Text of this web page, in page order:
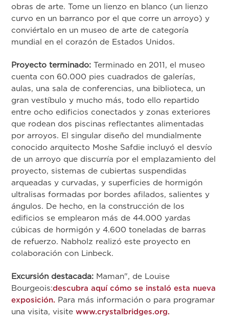
obras de arte. Tome un lienzo en blanco (un lienzo
curvo en un barranco por el que corre un arroyo) y
conviértalo en un museo de arte de categoría
mundial en el corazón de Estados Unidos.
Proyecto terminado: Terminado en 2011, el museo
cuenta con 60.000 pies cuadrados de galerías,
aulas, una sala de conferencias, una biblioteca, un
gran vestíbulo y mucho más, todo ello repartido
entre ocho edificios conectados y zonas exteriores
que rodean dos piscinas reflectantes alimentadas
por arroyos. El singular diseño del mundialmente
conocido arquitecto Moshe Safdie incluyó el desvío
de un arroyo que discurría por el emplazamiento del
proyecto, sistemas de cubiertas suspendidas
arqueadas y curvadas, y superficies de hormigón
ultralisas formadas por bordes afilados, salientes y
ángulos. De hecho, en la construcción de los
edificios se emplearon más de 44.000 yardas
cúbicas de hormigón y 4.600 toneladas de barras
de refuerzo. Nabholz realizó este proyecto en
colaboración con Linbeck.
Excursión destacada: Maman", de Louise
Bourgeois:descubra aquí cómo se instaló esta nueva
exposición. Para más información o para programar
una visita, visite www.crystalbridges.org.